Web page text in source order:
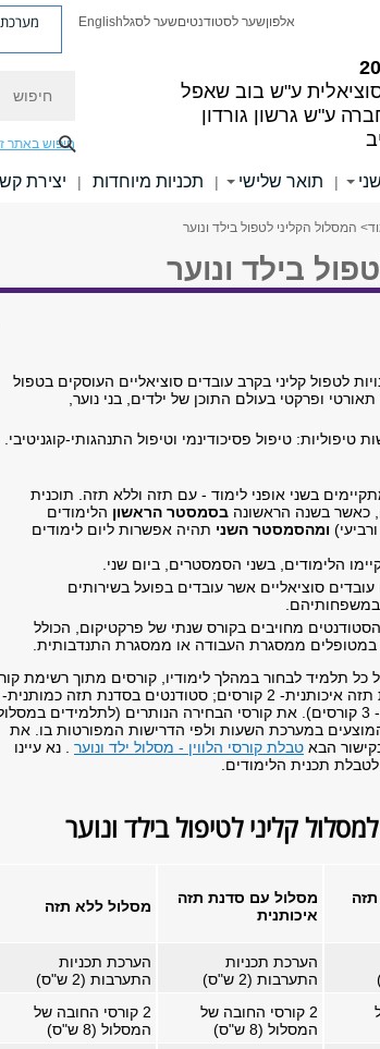
ע"ש בוב שאפל
ע"ש גרשון גורדון
אלפוןשער לסטודנטיםשער לסגלEnglish מערכת
חיפוש באתר
| תואר שלישי | תכניות מיוחדות | יצירת
> המסלול הקליני לטפול בילד ונוער
בילד ונוער
לטפול קליני בקרב עובדים סוציאליים העוסקים בטפול
ופרקטי בעולם התוכן של ילדים, בני נוער,
טיפול פסיכודינמי וטיפול התנהגותי-קוגניטיבי.
בשני אופני לימוד - עם תזה וללא תזה. תוכנית
כאשר בשנה הראשונה בסמסטר הראשון הלימודים
ומהסמסטר השני תהיה אפשרות ליום לימודים
הלימודים, בשני הסמסטרים, ביום שני.
סוציאליים אשר עובדים בפועל בשירותים
מחויבים בקורס שנתי של פרקטיקום, הכולל
במטופלים ממסגרת העבודה או ממסגרת התנדבותית.
תלמיד לבחור במהלך לימודיו, קורסים מתוך רשימת
את קורסי הבחירה הנותרים (לתלמידים
במערכת השעות ולפי הדרישות המפורטות בו. את
הבא טבלת קורסי הלווין - מסלול ילד ונוער
נא עיינו
תכנית הלימודים.
קליני לטיפול בילד ונוער
מסלול עם סדנת תזה
איכותנית
מסלול ללא תזה
הערכת תכניות
התערבות (2 ש"ס)
הערכת תכניות
התערבות (2 ש"ס)
2 קורסי החובה של
המסלול (8 ש"ס)
2 קורסי החובה של
המסלול (8 ש"ס)